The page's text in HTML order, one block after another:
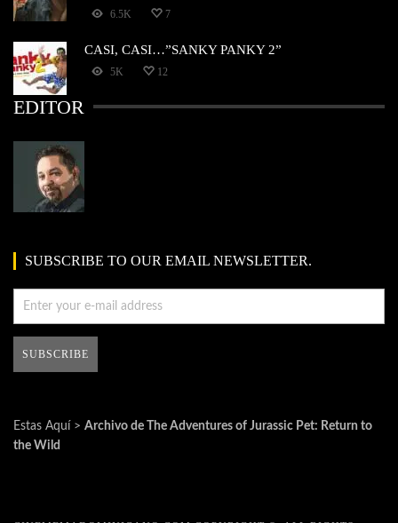
6.5K 7
CASI, CASI…”SANKY PANKY 2”
5K 12
EDITOR
SUBSCRIBE TO OUR EMAIL NEWSLETTER.
Estas Aquí > Archivo de The Adventures of Jurassic Pet: Return to
the Wild